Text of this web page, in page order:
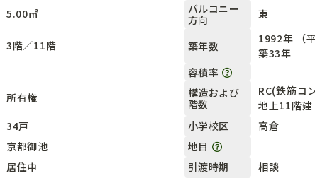
5.00㎡
バルコニー
方向
東
3階／11階 築年数
1992年 （
築33年
容積率
所有権
構造および
階数
RC(鉄筋コ
地上11階建
34戸 小学校区
高倉
京都御池
地目
居住中 引渡時期
相談